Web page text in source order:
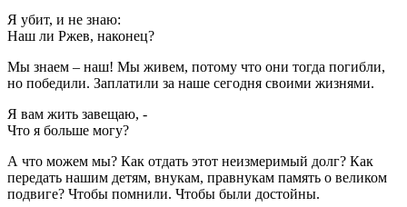
Я убит, и не знаю:
Наш ли Ржев, наконец?
Мы знаем – наш! Мы живем, потому что они тогда погибли,
но победили. Заплатили за наше сегодня своими жизнями.
Я вам жить завещаю, -
Что я больше могу?
А что можем мы? Как отдать этот неизмеримый долг? Как
передать нашим детям, внукам, правнукам память о великом
подвиге? Чтобы помнили. Чтобы были достойны.